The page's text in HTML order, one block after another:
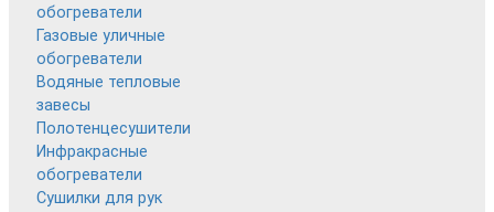
обогреватели
Газовые уличные
обогреватели
Водяные тепловые
завесы
Полотенцесушители
Инфракрасные
обогреватели
Сушилки для рук